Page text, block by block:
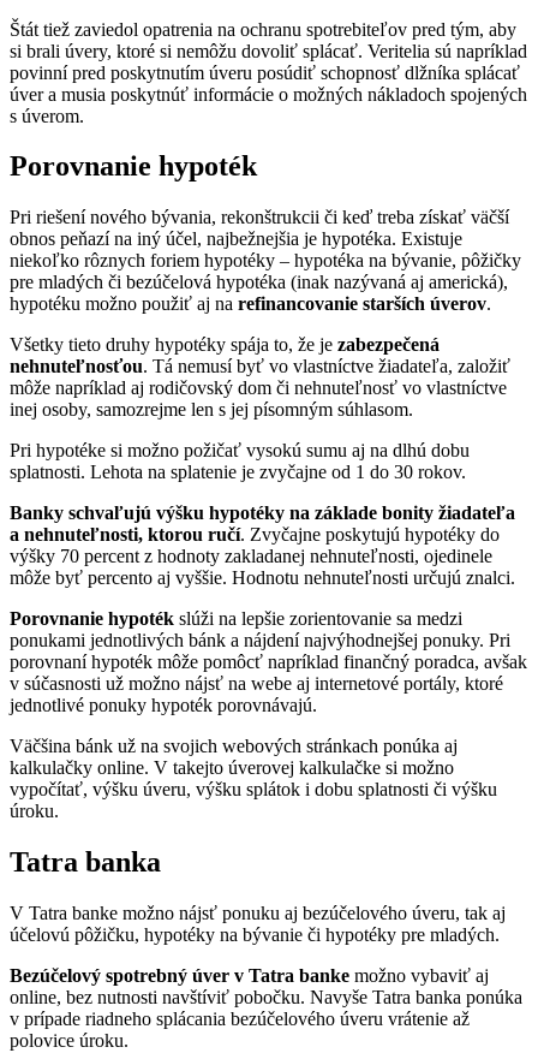
Štát tiež zaviedol opatrenia na ochranu spotrebiteľov pred tým, aby
si brali úvery, ktoré si nemôžu dovoliť splácať. Veritelia sú napríklad
povinní pred poskytnutím úveru posúdiť schopnosť dlžníka splácať
úver a musia poskytnúť informácie o možných nákladoch spojených
s úverom.
Porovnanie hypoték
Pri riešení nového bývania, rekonštrukcii či keď treba získať väčší
obnos peňazí na iný účel, najbežnejšia je hypotéka. Existuje
niekoľko rôznych foriem hypotéky – hypotéka na bývanie, pôžičky
pre mladých či bezúčelová hypotéka (inak nazývaná aj americká),
hypotéku možno použiť aj na refinancovanie starších úverov.
Všetky tieto druhy hypotéky spája to, že je zabezpečená
nehnuteľnosťou. Tá nemusí byť vo vlastníctve žiadateľa, založiť
môže napríklad aj rodičovský dom či nehnuteľnosť vo vlastníctve
inej osoby, samozrejme len s jej písomným súhlasom.
Pri hypotéke si možno požičať vysokú sumu aj na dlhú dobu
splatnosti. Lehota na splatenie je zvyčajne od 1 do 30 rokov.
Banky schvaľujú výšku hypotéky na základe bonity žiadateľa
a nehnuteľnosti, ktorou ručí. Zvyčajne poskytujú hypotéky do
výšky 70 percent z hodnoty zakladanej nehnuteľnosti, ojedinele
môže byť percento aj vyššie. Hodnotu nehnuteľnosti určujú znalci.
Porovnanie hypoték slúži na lepšie zorientovanie sa medzi
ponukami jednotlivých bánk a nájdení najvýhodnejšej ponuky. Pri
porovnaní hypoték môže pomôcť napríklad finančný poradca, avšak
v súčasnosti už možno nájsť na webe aj internetové portály, ktoré
jednotlivé ponuky hypoték porovnávajú.
Väčšina bánk už na svojich webových stránkach ponúka aj
kalkulačky online. V takejto úverovej kalkulačke si možno
vypočítať, výšku úveru, výšku splátok i dobu splatnosti či výšku
úroku.
Tatra banka
V Tatra banke možno nájsť ponuku aj bezúčelového úveru, tak aj
účelovú pôžičku, hypotéky na bývanie či hypotéky pre mladých.
Bezúčelový spotrebný úver v Tatra banke možno vybaviť aj
online, bez nutnosti navštíviť pobočku. Navyše Tatra banka ponúka
v prípade riadneho splácania bezúčelového úveru vrátenie až
polovice úroku.